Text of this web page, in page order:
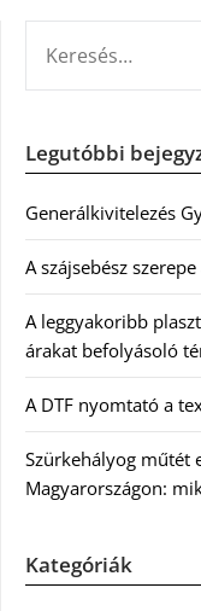
Legutóbbi
Generálkivitelezés
A szájsebész
A leggyakoribb
árakat befolyásoló
A DTF nyomtató a
Szürkehályog műtét
Magyarországon:
Kategóriák